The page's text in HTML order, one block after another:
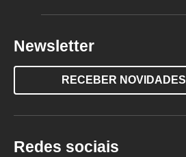
Newsletter
RECEBER NOVIDADES
Redes sociais